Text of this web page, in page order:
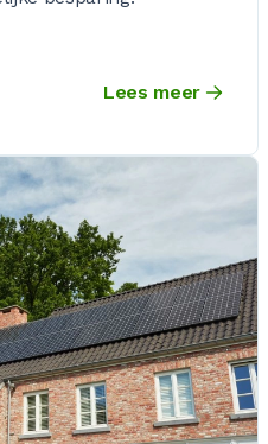
Lees meer